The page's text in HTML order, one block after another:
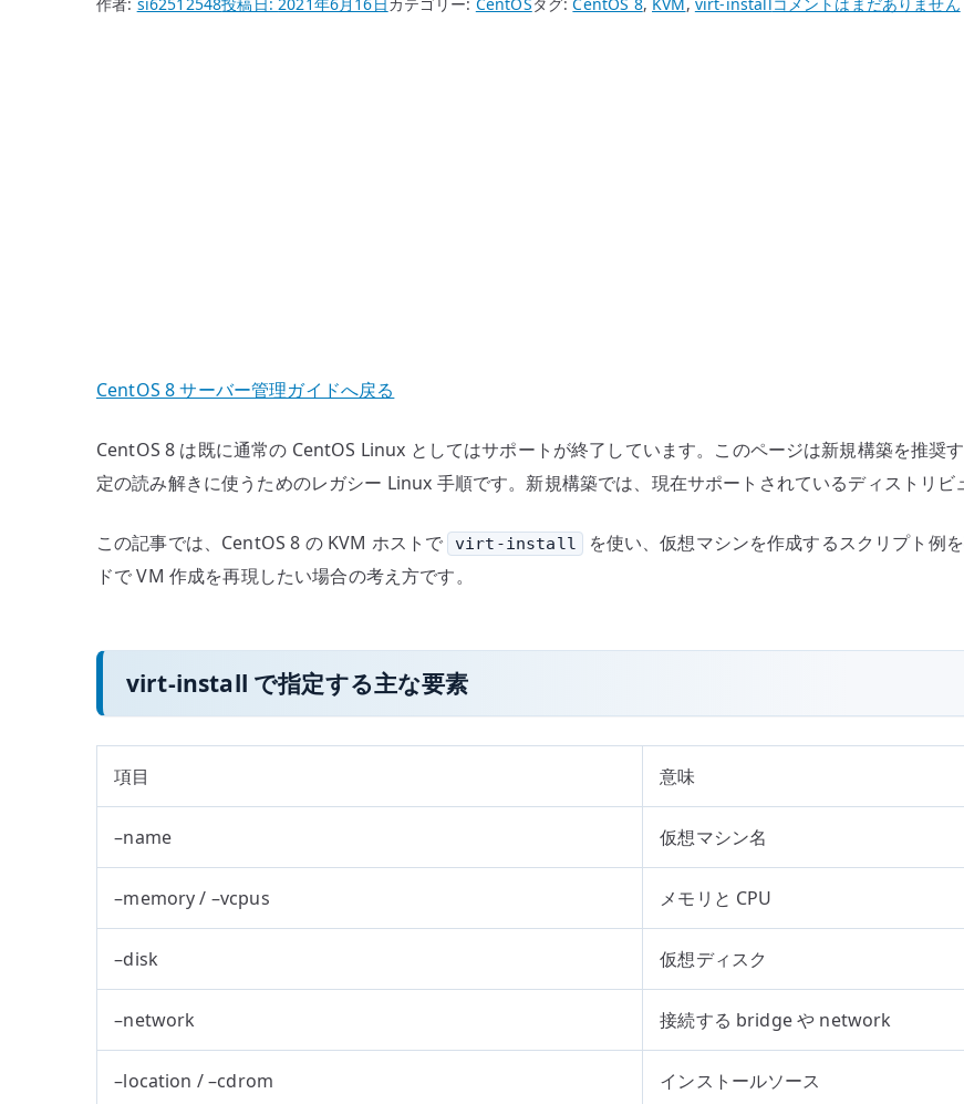
作者: si62512548投稿日:2021年6月16日カテゴリー: CentOSタグ:CentOS 8, KVM, virt-install
ト
へ
コメントはまだありません
CentOS 8 サーバー管理ガイドへ戻る
CentOS 8 は既に通常の CentOS Linux としてはサポートが終了しています。このページは新規構築を推奨
定の読み解きに使うためのレガシー Linux 手順です。新規構築では、現在サポートされているディストリビ
この記事では、CentOS 8 の KVM ホストで virt-install
を使い、仮想マシンを作成するスクリプト
ドで VM 作成を再現したい場合の考え方です。
virt-install で指定する主な要素
項目 意味
–name 仮想マシン名
–memory / –vcpus メモリと CPU
–disk 仮想ディスク
–network 接続する bridge や network
–location / –cdrom インストールソース